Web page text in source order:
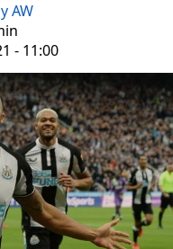
AW
- 11:00